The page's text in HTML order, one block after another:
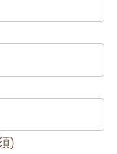
)